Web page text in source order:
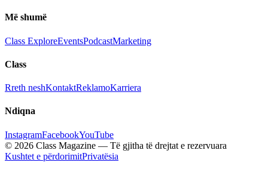
Më shumë
Class ExploreEventsPodcastMarketing
Class
Rreth neshKontaktReklamoKarriera
Ndiqna
InstagramFacebookYouTube
© 2026 Class Magazine — Të gjitha të drejtat e rezervuara
Kushtet e përdorimitPrivatësia